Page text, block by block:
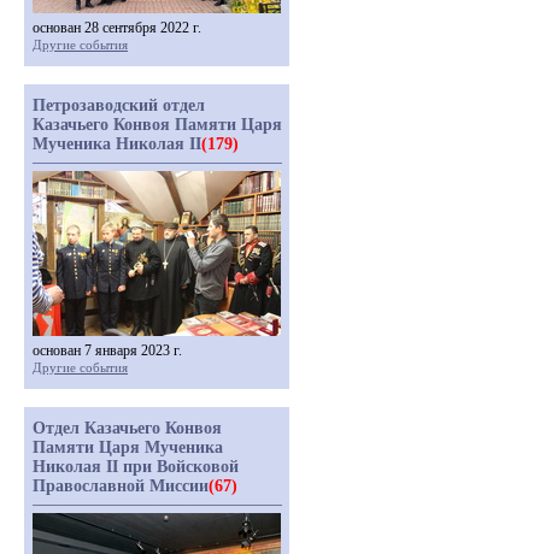
основан 28 сентября 2022 г.
Другие события
Петрозаводский отдел
Казачьего Конвоя Памяти Царя
Мученика Николая II(179)
основан 7 января 2023 г.
Другие события
Отдел Казачьего Конвоя
Памяти Царя Мученика
Николая II при Войсковой
Православной Миссии(67)